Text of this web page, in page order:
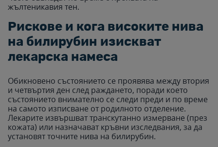
жълтеникавия тен.
Рискове и кога високите нива
на билирубин изискват
лекарска намеса
Обикновено състоянието се проявява между втория
и четвъртия ден след раждането, поради което
състоянието внимателно се следи преди и по време
на самото изписване от родилното отделение.
Лекарите извършват транскутанно измерване (през
кожата) или назначават кръвни изследвания, за да
установят точните нива на билирубин.